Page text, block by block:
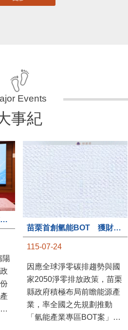
事紀
縣長見證「核心醫療產業推動園區」產學合作簽約儀式
陽
苗栗首創氫能BOT 獲財政部「突破之翼」肯定
115-07-24
因應全球淨零碳排趨勢與國
家2050淨零排放政策，苗栗
縣政府積極布局前瞻能源產
業，率全國之先規劃推動
「氫能產業專區BOT案」，